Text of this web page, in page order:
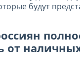
будут
от